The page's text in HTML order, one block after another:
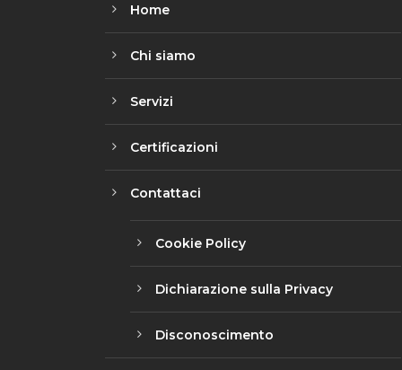
Home
Chi siamo
Servizi
Certificazioni
Contattaci
Cookie Policy
Dichiarazione sulla Privacy
Disconoscimento